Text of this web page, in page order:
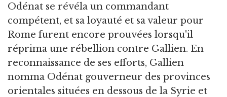
Odénat se révéla un commandant
compétent, et sa loyauté et sa valeur pour
Rome furent encore prouvées lorsqu'il
réprima une rébellion contre Gallien. En
reconnaissance de ses efforts, Gallien
nomma Odénat gouverneur des provinces
orientales situées en dessous de la Syrie et